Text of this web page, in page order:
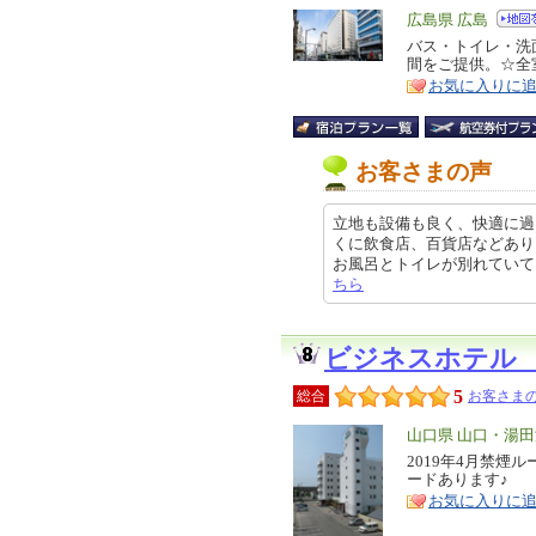
エ
リ
ア
広島県 広島
特
徴
バス・トイレ・
間をご提供。☆全
お気に入りに
お客さまの声
立地も設備も良く、快適に
くに飲食店、百貨店などあ
お風呂とトイレが別れてい
ちら
ビジネスホテル
総合 5 お客さま
エ
リ
ア
山口県 山口・湯
特
2019年4月禁煙ル
ードあります♪
お気に入りに